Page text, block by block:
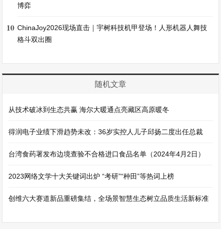
博弈
10 ChinaJoy2026现场直击｜宇树科技机甲登场！人形机器人舞技
格斗双出圈
随机文章
从技术破冰到生态共赢 海尔大暖通点亮藏区高原暖冬
得润电子业绩下滑趋势未改：36岁实控人儿子邱扬二度出任总裁
台湾食药署发布边境查验不合格进口食品名单（2024年4月2日）
2023网络文学十大关键词出炉 “考研”“种田”等热词上榜
创维六大赛道新品重磅集结，全场景智慧生态树立品质生活新标准